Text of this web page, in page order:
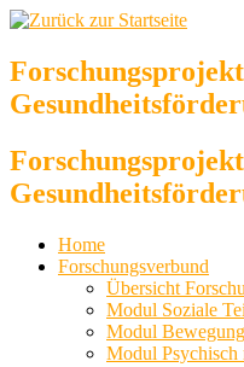
Zum
springen
Home
Forschungsverbund
Übersicht
Modul Soziale
Modul
Modul Psychisch